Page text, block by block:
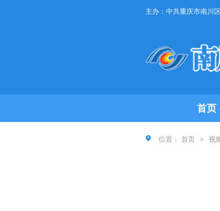
主办：中共重庆市南川
首页
位置： 首页 > 视